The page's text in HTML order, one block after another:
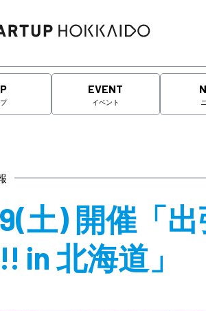
EVENT
イベント
土) 開催「
in 北海道」